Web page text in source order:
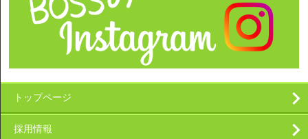
トップページ
採用情報